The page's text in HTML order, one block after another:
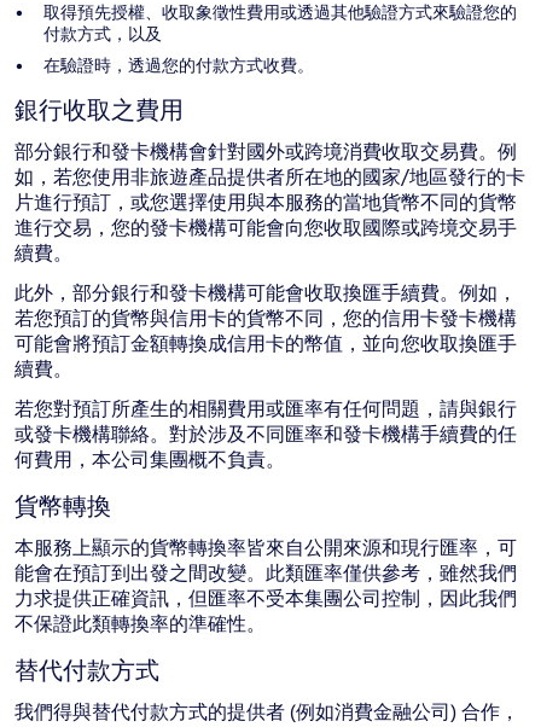
取得預先授權、收取象徵性費用或透過其他驗證方式來驗證您的
付款方式，以及
在驗證時，透過您的付款方式收費。
銀行收取之費用
部分銀行和發卡機構會針對國外或跨境消費收取交易費。例
如，若您使用非旅遊產品提供者所在地的國家/地區發行的卡
片進行預訂，或您選擇使用與本服務的當地貨幣不同的貨幣
進行交易，您的發卡機構可能會向您收取國際或跨境交易手
續費。
此外，部分銀行和發卡機構可能會收取換匯手續費。例如，
若您預訂的貨幣與信用卡的貨幣不同，您的信用卡發卡機構
可能會將預訂金額轉換成信用卡的幣值，並向您收取換匯手
續費。
若您對預訂所產生的相關費用或匯率有任何問題，請與銀行
或發卡機構聯絡。對於涉及不同匯率和發卡機構手續費的任
何費用，本公司集團概不負責。
貨幣轉換
本服務上顯示的貨幣轉換率皆來自公開來源和現行匯率，可
能會在預訂到出發之間改變。此類匯率僅供參考，雖然我們
力求提供正確資訊，但匯率不受本集團公司控制，因此我們
不保證此類轉換率的準確性。
替代付款方式
我們得與替代付款方式的提供者 (例如消費金融公司) 合作，